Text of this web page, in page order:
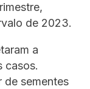
de 2023.
a
casos.
de sementes